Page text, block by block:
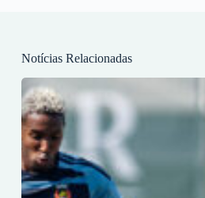
Notícias Relacionadas